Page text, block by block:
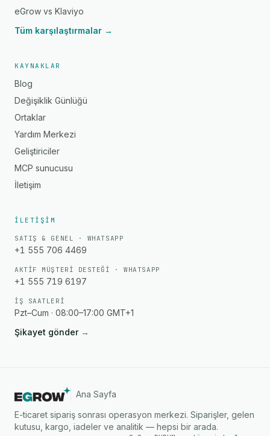
eGrow vs Klaviyo
Tüm karşılaştırmalar →
KAYNAKLAR
Blog
Değişiklik Günlüğü
Ortaklar
Yardım Merkezi
Geliştiriciler
MCP sunucusu
İletişim
İLETIŞIM
SATIŞ & GENEL · WHATSAPP
+1 555 706 4469
AKTIF MÜŞTERI DESTEĞI · WHATSAPP
+1 555 719 6197
İŞ SAATLERI
Pzt–Cum · 08:00–17:00 GMT+1
Şikayet gönder →
Ana Sayfa
E-ticaret sipariş sonrası operasyon merkezi. Siparişler, gelen
kutusu, kargo, iadeler ve analitik — hepsi bir arada.